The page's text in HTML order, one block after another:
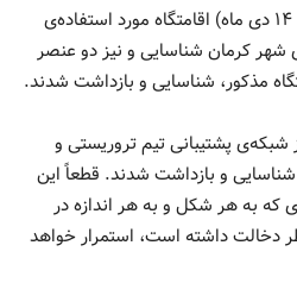
۴. در بامداد روز بعد (پنج‌شنبه ۱۴ دی ماه) اقامتگاه مورد استفاده‌ی
کرمان شناسایی و نیز دو عنصر
مذکور، شناسایی و بازداشت شدند.
عملیات، ۹ نفر از شبکه‌ی پشتیبانی تیم تروریستی و
کشور شناسایی و بازداشت شدند. قطعاً این
که به هر شکل و به هر اندازه در
دخالت داشته است، استمرار خواهد